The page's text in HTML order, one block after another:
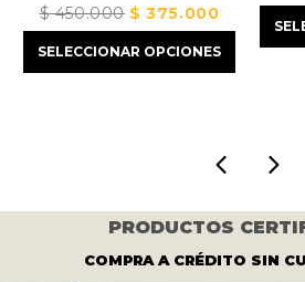
$450.000El
precio
original
$375.000El
precio
actual
SELECCIONAR OPCIONES
PRODUCTOS
COMPRA A CRÉDITO SIN